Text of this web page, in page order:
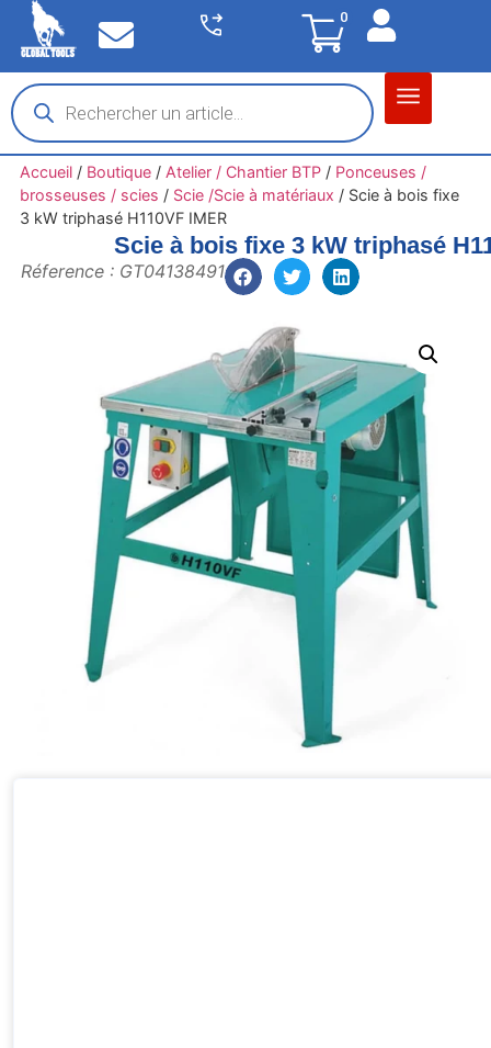
0
Accueil/ Boutique/ Atelier / Chantier BTP/ Ponceuses /
brosseuses / scies / Scie /Scie à matériaux / Scie à bois fixe
3 kW triphasé H110VF IMER
Scie à bois fixe 3 kW triphasé
Réference : GT04138491